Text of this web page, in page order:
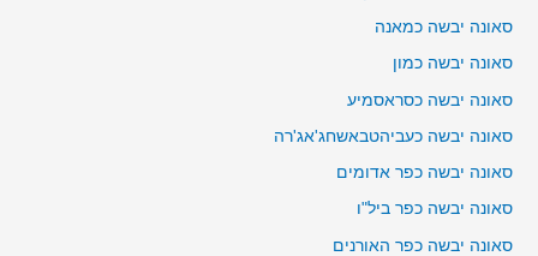
סאונה יבשה כמאנה
סאונה יבשה כמון
סאונה יבשה כסראסמיע
סאונה יבשה כעביהטבאשחג'אג'רה
סאונה יבשה כפר אדומים
סאונה יבשה כפר ביל"ו
סאונה יבשה כפר האורנים